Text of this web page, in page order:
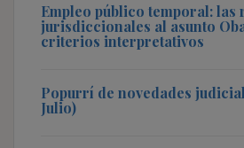
Empleo público temporal: las
jurisdiccionales al asunto
criterios interpretativos
Popurrí de novedades
Julio)